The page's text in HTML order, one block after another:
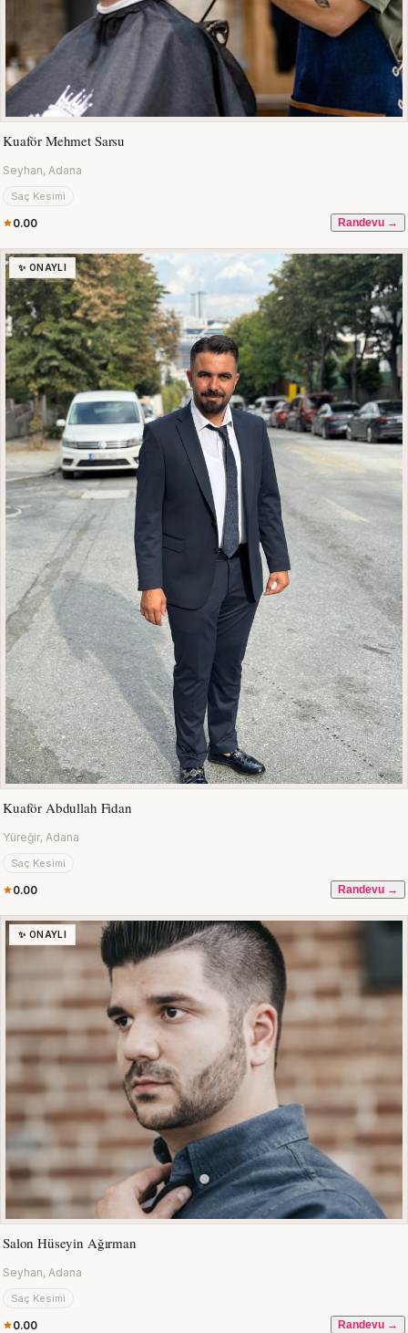
Kuaför Mehmet Sarsu
Seyhan, Adana
Saç Kesimi
0.00 Randevu →
✨ ONAYLI
Kuaför Abdullah Fidan
Yüreğir, Adana
Saç Kesimi
0.00 Randevu →
✨ ONAYLI
Salon Hüseyin Ağırman
Seyhan, Adana
Saç Kesimi
0.00 Randevu →